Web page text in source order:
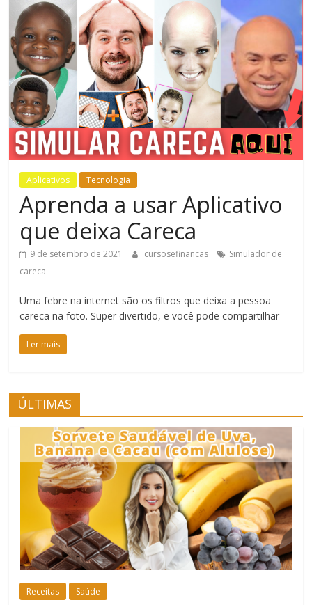
Estar
Aplicativos Tecnologia
Aprenda a usar Aplicativo
que deixa Careca
9 de setembro de 2021 cursosefinancas
Simulador de
careca
Uma febre na internet são os filtros que deixa a pessoa
careca na foto. Super divertido, e você pode compartilhar
Ler mais
ÚLTIMAS
Receitas Saúde